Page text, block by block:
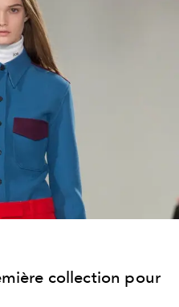
collection pour